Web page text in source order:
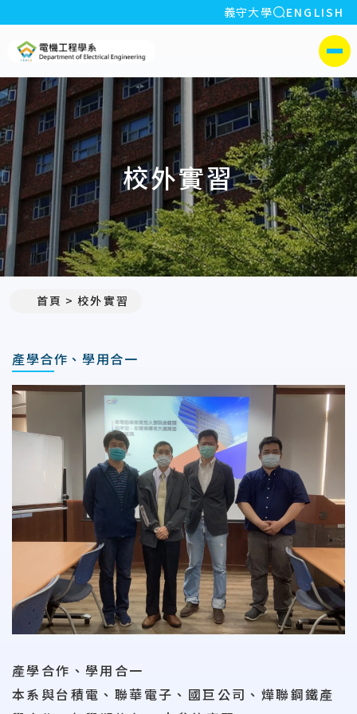
:::
義守大學 全站搜索
ENGLISH
側選單
校外實習
首頁 校外實習
產學合作、學用合一
產學合作、學用合一
本系與台積電、聯華電子、國巨公司、燁聯鋼鐵產